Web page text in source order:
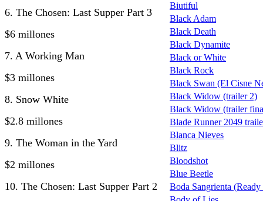
6. The Chosen: Last Supper Part 3
$6 millones
7. A Working Man
$3 millones
8. Snow White
$2.8 millones
9. The Woman in the Yard
$2 millones
10. The Chosen: Last Supper Part 2
Biutiful
Black Adam
Black Death
Black Dynamite
Black or White
Black Rock
Black Swan (El Cisne
Black Widow (trailer 2)
Black Widow (trailer
Blade Runner 2049
Blanca Nieves
Blitz
Bloodshot
Blue Beetle
Boda Sangrienta